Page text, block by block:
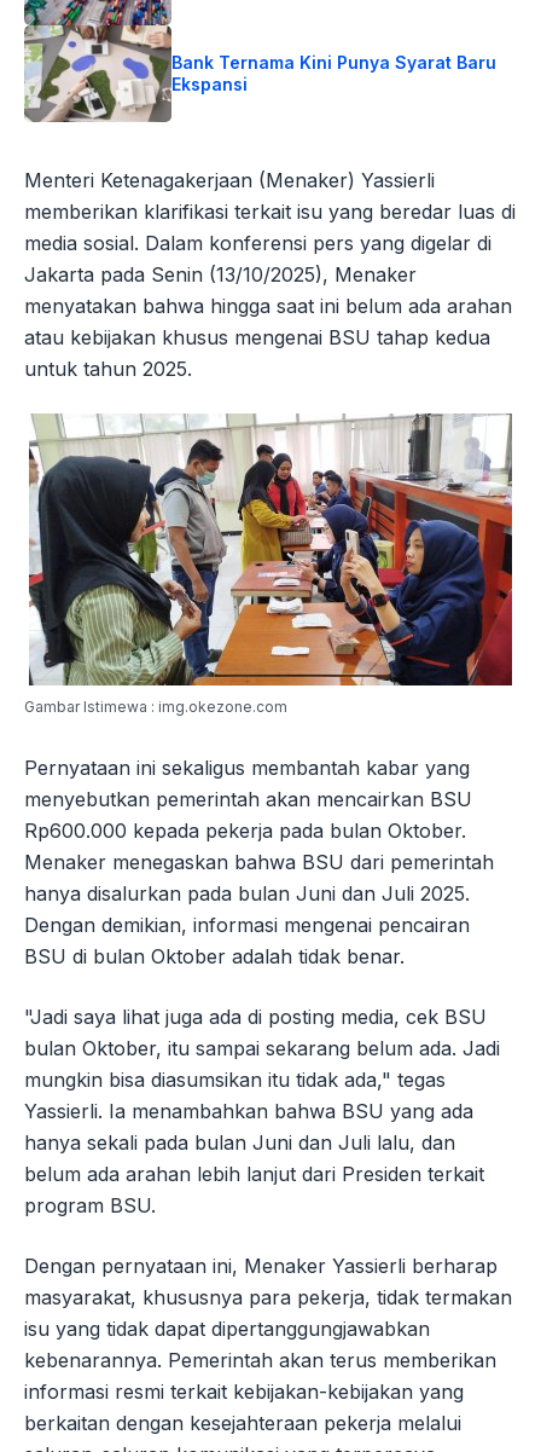
Bank Ternama Kini Punya Syarat Baru
Ekspansi
Menteri Ketenagakerjaan (Menaker) Yassierli
memberikan klarifikasi terkait isu yang beredar luas di
media sosial. Dalam konferensi pers yang digelar di
Jakarta pada Senin (13/10/2025), Menaker
menyatakan bahwa hingga saat ini belum ada arahan
atau kebijakan khusus mengenai BSU tahap kedua
untuk tahun 2025.
Gambar Istimewa : img.okezone.com
Pernyataan ini sekaligus membantah kabar yang
menyebutkan pemerintah akan mencairkan BSU
Rp600.000 kepada pekerja pada bulan Oktober.
Menaker menegaskan bahwa BSU dari pemerintah
hanya disalurkan pada bulan Juni dan Juli 2025.
Dengan demikian, informasi mengenai pencairan
BSU di bulan Oktober adalah tidak benar.
"Jadi saya lihat juga ada di posting media, cek BSU
bulan Oktober, itu sampai sekarang belum ada. Jadi
mungkin bisa diasumsikan itu tidak ada," tegas
Yassierli. Ia menambahkan bahwa BSU yang ada
hanya sekali pada bulan Juni dan Juli lalu, dan
belum ada arahan lebih lanjut dari Presiden terkait
program BSU.
Dengan pernyataan ini, Menaker Yassierli berharap
masyarakat, khususnya para pekerja, tidak termakan
isu yang tidak dapat dipertanggungjawabkan
kebenarannya. Pemerintah akan terus memberikan
informasi resmi terkait kebijakan-kebijakan yang
berkaitan dengan kesejahteraan pekerja melalui